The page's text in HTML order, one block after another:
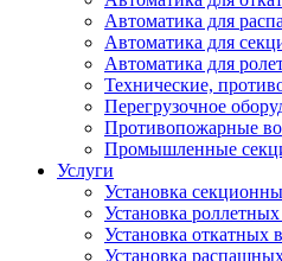
Автоматика для
Автоматика для
Автоматика для
Технические,
Перегрузочное
Противопожарные
Промышленные
Услуги
Установка
Установка
Установка откатных
Установка